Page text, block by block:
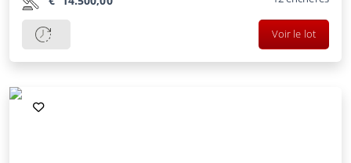
Voir le lot